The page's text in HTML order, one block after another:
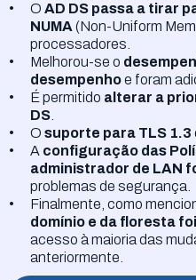
O AD DS passa a tirar
NUMA (Non-Uniform
processadores.
Melhorou-se o
desempenhoe foram
É permitido alterar a
DS
O suporte para TLS 1.3
A configuração das
administrador de LAN
problemas de segurança.
Finalmente, como
domínio e da floresta
acesso à maioria das
anteriormente.